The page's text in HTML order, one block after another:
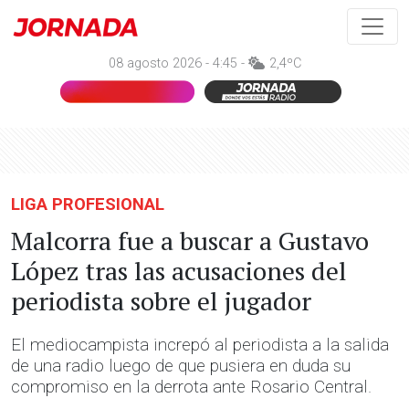
08 agosto 2026 - 4:45 - 2,4ºC
LIGA PROFESIONAL
Malcorra fue a buscar a Gustavo
López tras las acusaciones del
periodista sobre el jugador
El mediocampista increpó al periodista a la salida
de una radio luego de que pusiera en duda su
compromiso en la derrota ante Rosario Central.